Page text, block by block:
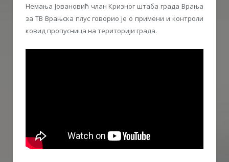
Немања Јовановић члан Кризног штаба града Врања
за ТВ Врањска плус говорио је о примени и контроли
ковид пропусница на територији града.